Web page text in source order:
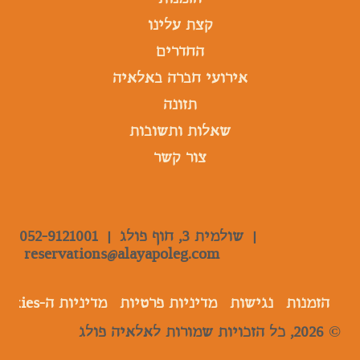
הזמנות נגישות מדיניות פרטיות
מדיניות ה-Cookies
© 2026, כל הזכויות שמורות לאלאיה פולג
קצת עלינו
החדרים
אירועי חברה באלאיה
תזונה
שאלות ותשובות
צור קשר
שולמית 3, חוף פולג | 052-9121001
|
reservations@alayapoleg.com